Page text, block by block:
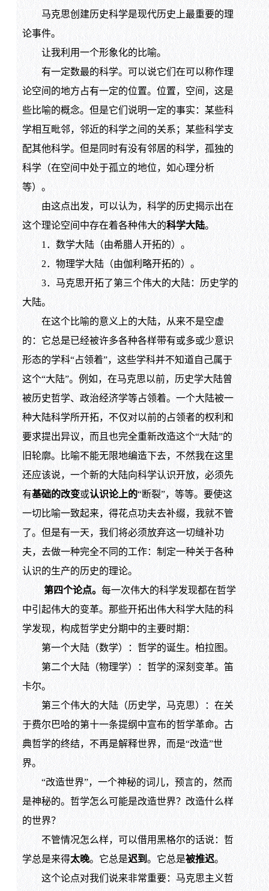
马克思创建历史科学是现代历史上最重要的理
论事件。
让我利用一个形象化的比喻。
有一定数最的科学。可以说它们在可以称作理
论空间的地方占有一定的位置。位置，空间，这是
些比喻的概念。但是它们说明一定的事实：某些科
学相互毗邻，邻近的科学之间的关系；某些科学支
配其他科学。但是同时有没有邻居的科学，孤独的
科学（在空间中处于孤立的地位，如心理分析
等）。
由这点出发，可以认为，科学的历史揭示出在
这个理论空间中存在着各种伟大的科学大陆。
1．数学大陆（由希腊人开拓的）。
2．物理学大陆（由伽利略开拓的）。
3．马克思开拓了第三个伟大的大陆：历史学的
大陆。
在这个比喻的意义上的大陆，从来不是空虚
的：它总是已经被许多各种各样带有或多或少意识
形态的学科“占领着”，这些学科并不知道自己属于
这个“大陆”。例如，在马克思以前，历史学大陆曾
被历史哲学、政治经济学等占领着。一个大陆被一
种大陆科学所开拓，不仅对以前的占领者的权利和
要求提出异议，而且也完全重新改造这个“大陆”的
旧轮廓。比喻不能无限地编造下去，不然我在这里
还应该说，一个新的大陆向科学认识开放，必须先
有基础的改变或认识论上的“断裂”，等等。要使这
一切比喻一致起来，得花点功夫去补缀，我就不管
了。但是有一天，我们将必须放弃这一切缝补功
夫，去做一种完全不同的工作：制定一种关于各种
认识的生产的历史的理论。
第四个论点。 每一次伟大的科学发现都在哲学
中引起伟大的变革。那些开拓出伟大科学大陆的科
学发现，构成哲学史分期中的主要时期：
第一个大陆（数学）：哲学的诞生。柏拉图。
第二个大陆（物理学）：哲学的深刻变革。笛
卡尔。
第三个伟大的大陆（历史学，马克思）：在关
于费尔巴哈的第十一条提纲中宣布的哲学革命。古
典哲学的终结，不再是解释世界，而是“改造”世
界。
“改造世界”，一个神秘的词儿，预言的，然而
是神秘的。哲学怎么可能是改造世界？改造什么样
的世界？
不管情况怎么样，可以借用黑格尔的话说：哲
学总是来得太晚。它总是迟到。它总是被推迟。
这个论点对我们说来非常重要：马克思主义哲